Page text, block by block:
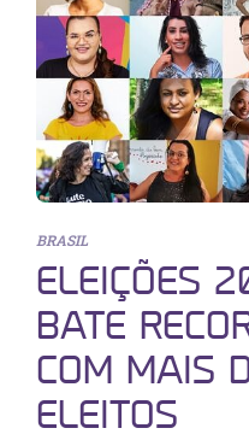
BRASIL
ELEIÇÕES
BATE
COM MAIS
ELEITOS